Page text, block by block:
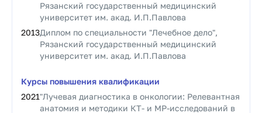
Рязанский государственный медицинский
университет им. акад. И.П.Павлова
2013Диплом по специальности "Лечебное дело",
Рязанский государственный медицинский
университет им. акад. И.П.Павлова
Курсы повышения квалификации
2021"Лучевая диагностика в онкологии: Релевантная
анатомия и методики КТ- и МР-исследований в